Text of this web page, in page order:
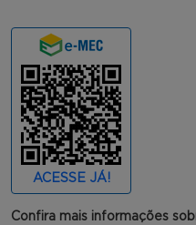
ACESSE JÁ!
Confira mais informações